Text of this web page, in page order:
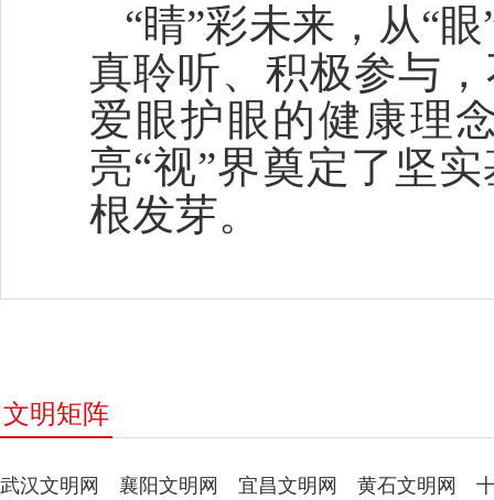
“睛”彩未来，从“
真聆听、积极参与
爱眼护眼的健康理
亮“视”界奠定了坚
根发芽。
文明矩阵
武汉文明网 襄阳文明网 宜昌文明网 黄石文明网